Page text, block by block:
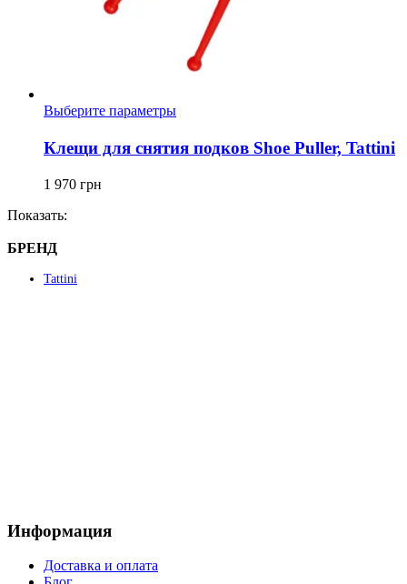
Выберите параметрыЭтот
имеет
несколько
Клещи для снятия подков Shoe Puller, Tattini
1 970 грн
Показать:
БРЕНД
Tattini
Информация
Доставка и оплата